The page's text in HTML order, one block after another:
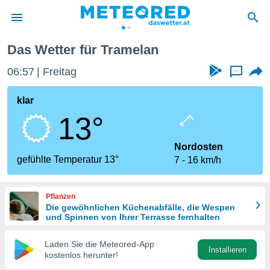
wurde
dass
sind.
diese
Das Wetter für Tramelan
06:57 Freitag ...
klar
13°
gefühlte Temperatur 13°
Nordosten
7
16 km/h
Pflanzen
Die gewöhnlichen Küchenabfälle, die Wespen
und Spinnen von Ihrer Terrasse fernhalten
Laden Sie die Meteored-App
kostenlos herunter!
Installieren